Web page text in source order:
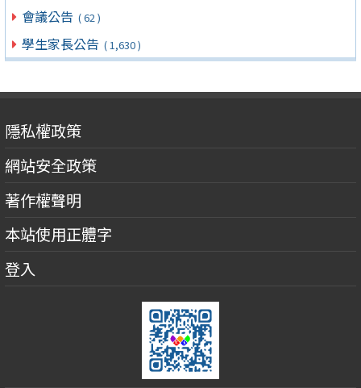
會議公告 ( 62 )
學生家長公告 ( 1,630 )
隱私權政策
網站安全政策
著作權聲明
本站使用正體字
登入